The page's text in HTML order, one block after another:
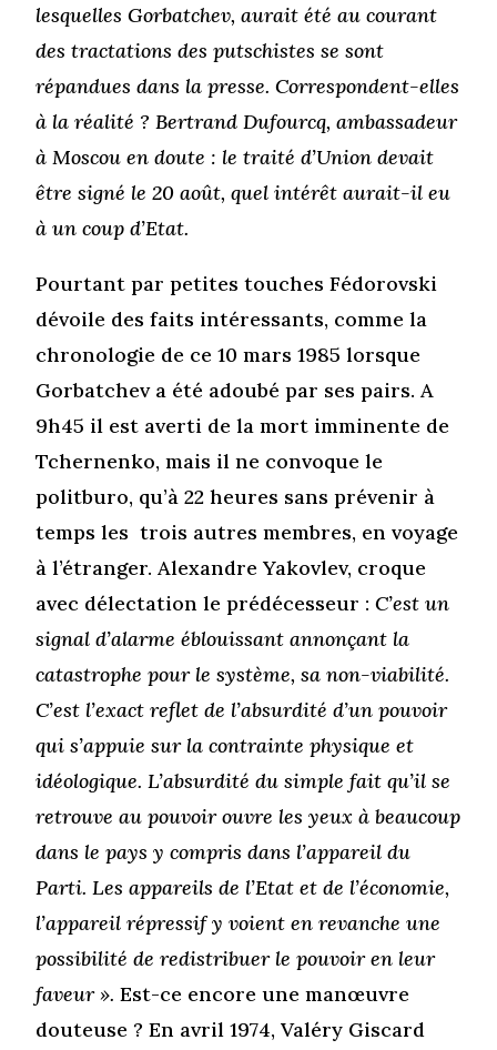
lesquelles Gorbatchev, aurait été au courant
des tractations des putschistes se sont
répandues dans la presse. Correspondent-elles
à la réalité ? Bertrand Dufourcq, ambassadeur
à Moscou en doute : le traité d’Union devait
être signé le 20 août, quel intérêt aurait-il eu
à un coup d’Etat.
Pourtant par petites touches Fédorovski
dévoile des faits intéressants, comme la
chronologie de ce 10 mars 1985 lorsque
Gorbatchev a été adoubé par ses pairs. A
9h45 il est averti de la mort imminente de
Tchernenko, mais il ne convoque le
politburo, qu’à 22 heures sans prévenir à
temps les trois autres membres, en voyage
à l’étranger. Alexandre Yakovlev, croque
avec délectation le prédécesseur :C’est un
signal d’alarme éblouissant annonçant la
catastrophe pour le système, sa non-viabilité.
C’est l’exact reflet de l’absurdité d’un pouvoir
qui s’appuie sur la contrainte physique et
idéologique. L’absurdité du simple fait qu’il se
retrouve au pouvoir ouvre les yeux à beaucoup
dans le pays y compris dans l’appareil du
Parti. Les appareils de l’Etat et de l’économie,
l’appareil répressif y voient en revanche une
possibilité de redistribuer le pouvoir en leur
faveur ». Est-ce encore une manœuvre
douteuse ? En avril 1974, Valéry Giscard